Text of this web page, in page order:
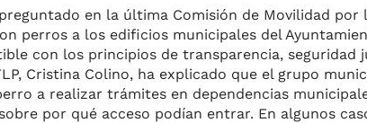
en la última Comisión de Movilidad
perros a los edificios municipales del
con los principios de transparencia, seguridad
Cristina Colino, ha explicado que el grupo
a realizar trámites en dependencias
por qué acceso podían entrar. En algunos